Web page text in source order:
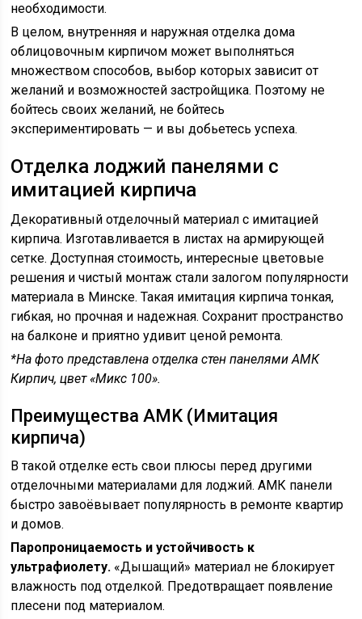
необходимости.
В целом, внутренняя и наружная отделка дома
облицовочным кирпичом может выполняться
множеством способов, выбор которых зависит от
желаний и возможностей застройщика. Поэтому не
бойтесь своих желаний, не бойтесь
экспериментировать — и вы добьетесь успеха.
Отделка лоджий панелями с
имитацией кирпича
Декоративный отделочный материал с имитацией
кирпича. Изготавливается в листах на армирующей
сетке. Доступная стоимость, интересные цветовые
решения и чистый монтаж стали залогом популярности
материала в Минске. Такая имитация кирпича тонкая,
гибкая, но прочная и надежная. Сохранит пространство
на балконе и приятно удивит ценой ремонта.
*На фото представлена отделка стен панелями АМК
Кирпич, цвет «Микс 100».
Преимущества AMK (Имитация
кирпича)
В такой отделке есть свои плюсы перед другими
отделочными материалами для лоджий. АМК панели
быстро завоёвывает популярность в ремонте квартир
и домов.
Паропроницаемость и устойчивость к
ультрафиолету. «Дышащий» материал не блокирует
влажность под отделкой. Предотвращает появление
плесени под материалом.